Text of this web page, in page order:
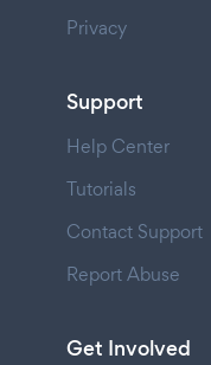
Privacy
Support
Help Center
Tutorials
Contact Support
Report Abuse
Get Involved